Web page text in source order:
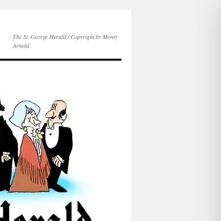
The St. George Herald / Copyright by Monty
Arnold